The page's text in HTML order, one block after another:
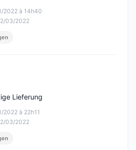
2022 à 14h40
03/2022
5
à 22h11
03/2022
Lieferung